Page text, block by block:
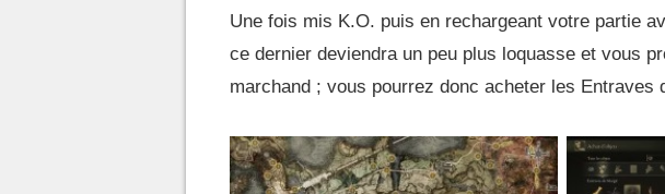
Une fois mis K.O. puis en rechargeant votre partie
ce dernier deviendra un peu plus loquasse et vous
marchand ; vous pourrez donc acheter les Entraves